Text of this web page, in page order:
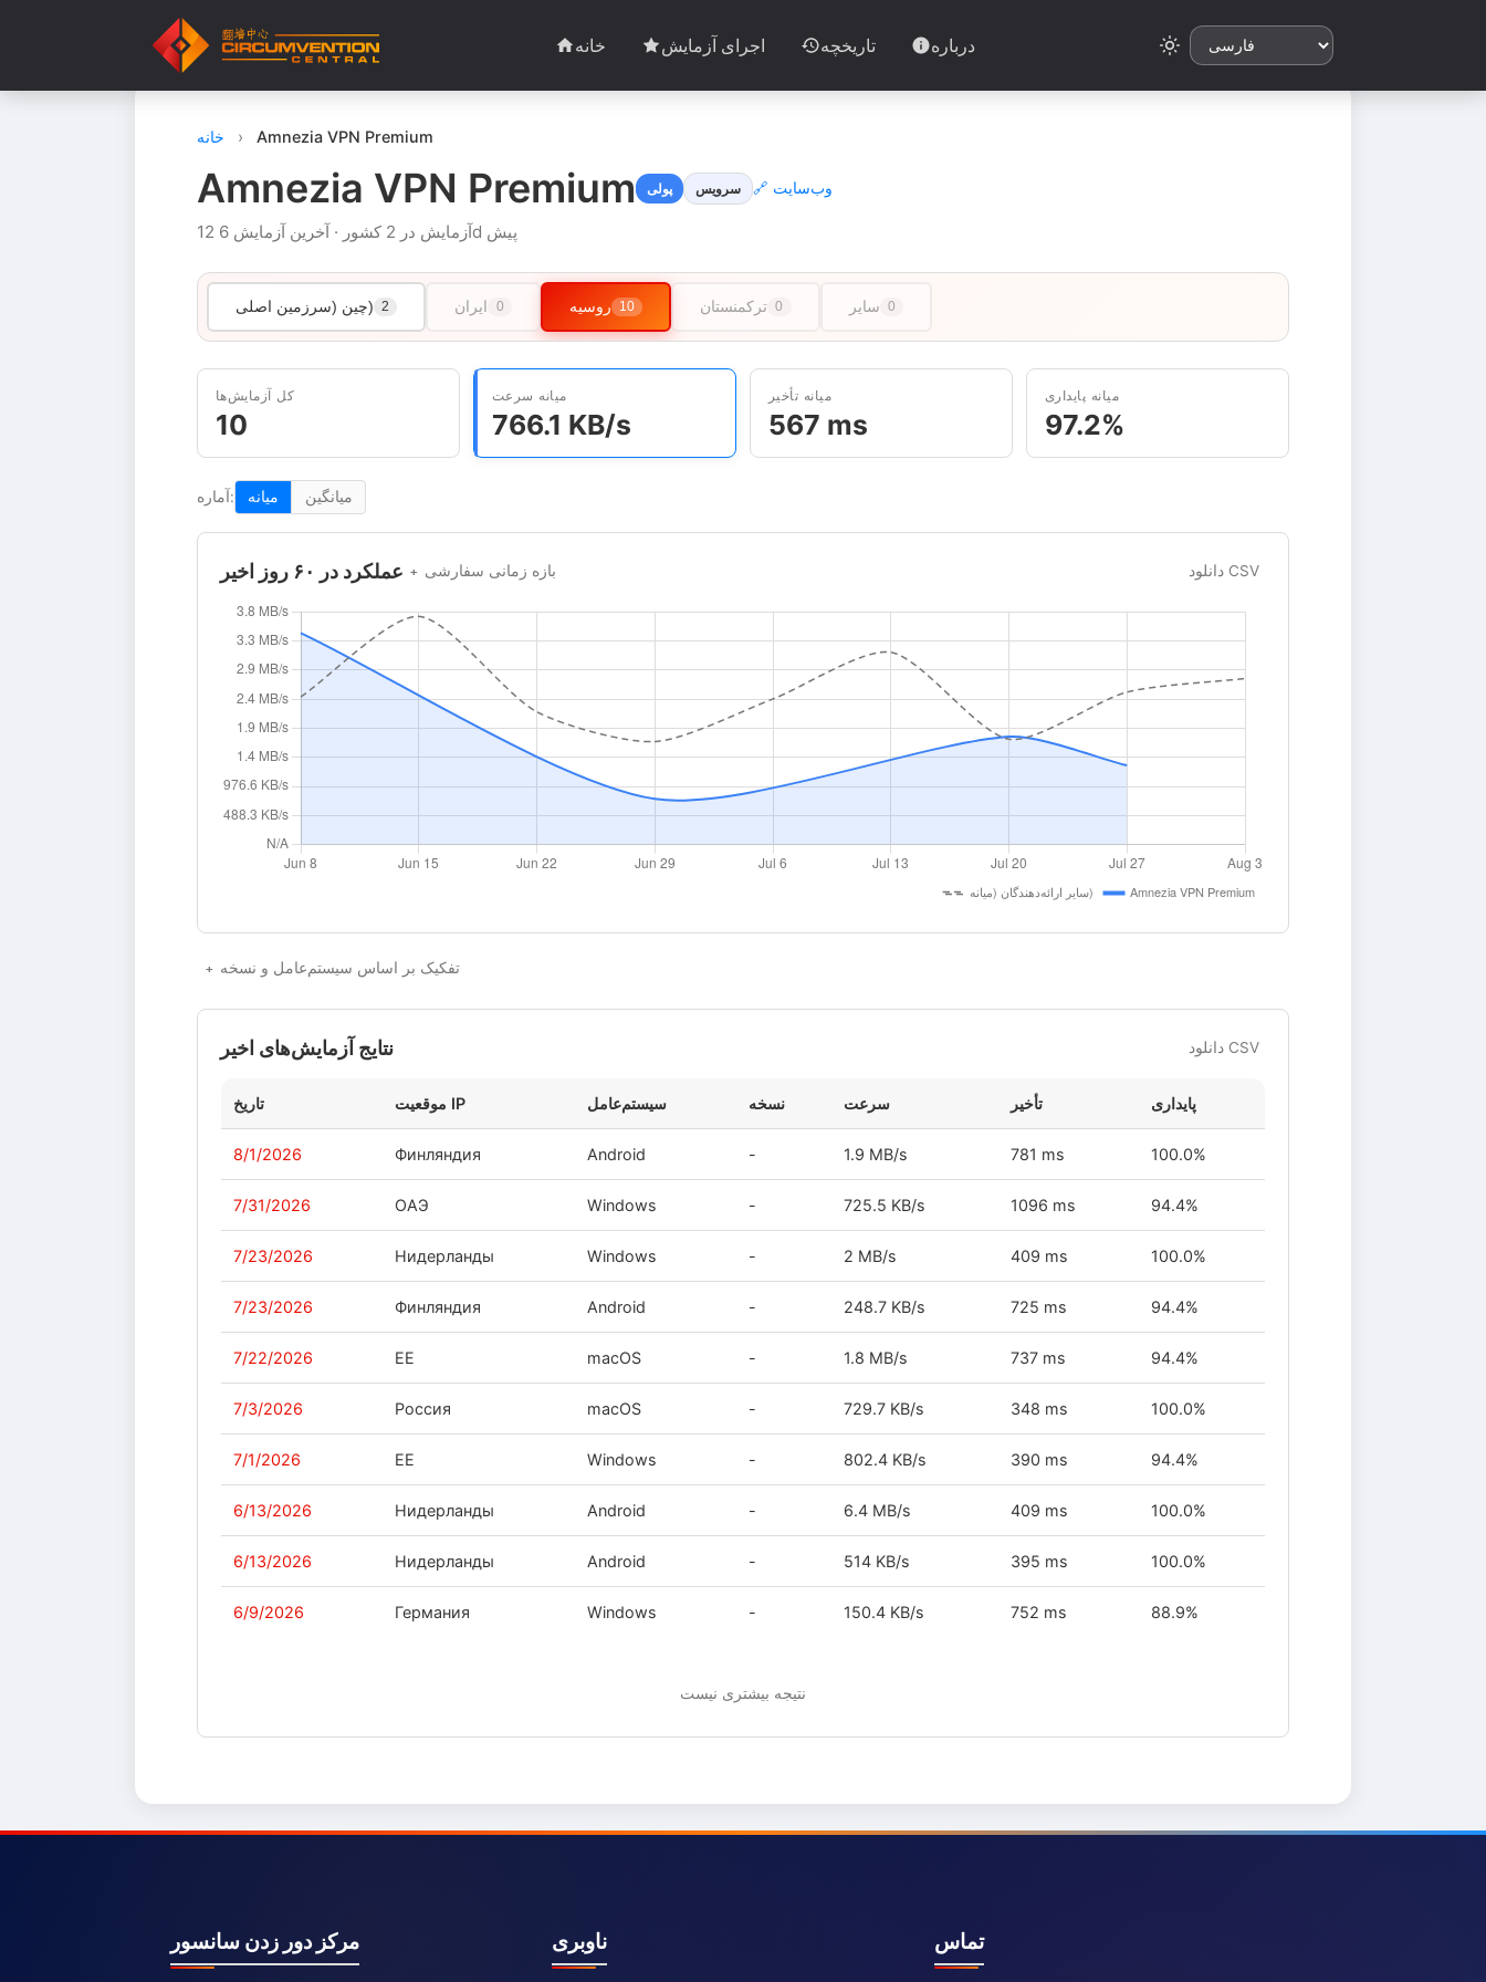
خانه اجرای آزمایش تاریخچه درباره
خانه › Amnezia VPN Premium
Amnezia VPN Premium پولی سرویس 🔗 وب‌سایت
12 آزمایش در 2 کشور · آخرین آزمایش 6d پیش
چین (سرزمین اصلی) 2 ایران 0 روسیه 10 ترکمنستان 0 سایر 0
کل آزمایش‌ها
10
میانه سرعت
766.1 KB/s
میانه تأخیر
567 ms
میانه پایداری
97.2%
آماره: میانه میانگین
عملکرد در ۶۰ روز اخیر بازه زمانی سفارشی دانلود CSV
تفکیک بر اساس سیستم‌عامل و نسخه
نتایج آزمایش‌های اخیر دانلود CSV
تاریخ موقعیت IP سیستم‌عامل نسخه سرعت تأخیر پایداری
8/1/2026 Финляндия Android - 1.9 MB/s 781 ms 100.0%
7/31/2026 ОАЭ Windows - 725.5 KB/s 1096 ms 94.4%
7/23/2026 Нидерланды Windows - 2 MB/s 409 ms 100.0%
7/23/2026 Финляндия Android - 248.7 KB/s 725 ms 94.4%
7/22/2026 EE macOS - 1.8 MB/s 737 ms 94.4%
7/3/2026 Россия macOS - 729.7 KB/s 348 ms 100.0%
7/1/2026 EE Windows - 802.4 KB/s 390 ms 94.4%
6/13/2026 Нидерланды Android - 6.4 MB/s 409 ms 100.0%
6/13/2026 Нидерланды Android - 514 KB/s 395 ms 100.0%
6/9/2026 Германия Windows - 150.4 KB/s 752 ms 88.9%
نتیجه بیشتری نیست
مرکز دور زدن سانسور ناوبری تماس